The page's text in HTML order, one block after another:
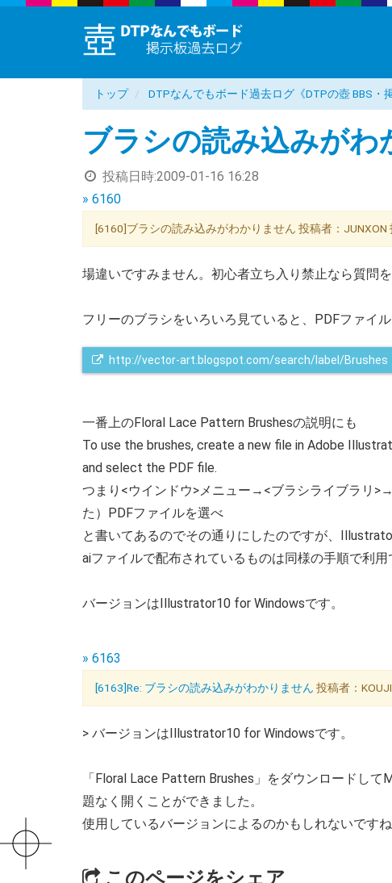
トップ DTPなんでもボード過去ログ《DTPの壺 BBS・
ブラシの読み込みがわ
投稿日時:2009-01-16 16:28
» 6160
[6160]ブラシの読み込みがわかりません 投稿者：
場違いですみません。初心者立ち入り禁止なら質問を
フリーのブラシをいろいろ見ていると、PDFファイ
http://vector-art.blogspot.com/search/label/Brushes
一番上のFloral Lace Pattern Brushesの説明にも
To use the brushes, create a new file in Adobe
and select the PDF file.
つまり<ウインドウ>メニュー→<ブラシライブラリ
た）PDFファイルを選べ
と書いてあるのでその通りにしたのですが、
aiファイルで配布されているものは同様の手順で利用
バージョンはIllustrator10 for Windowsです。
» 6163
[6163]Re: ブラシの読み込みがわかりません 投稿者：
> バージョンはIllustrator10 for Windowsです。
「Floral Lace Pattern Brushes」をダウンロードし
題なく開くことができました。
使用しているバージョンによるのかもしれないですね
このページをシェア